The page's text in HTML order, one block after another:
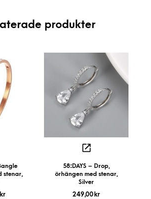
produkter
stenar,
kr
58:DAYS – Drop,
örhängen med stenar,
Silver
249,00 kr